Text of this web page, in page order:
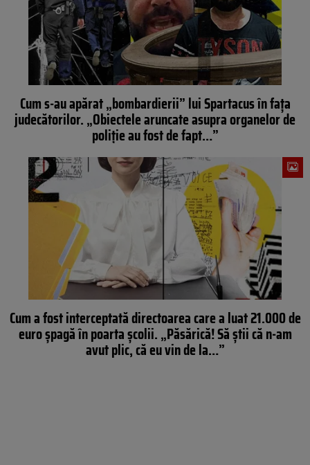
Cum s-au apărat „bombardierii” lui Spartacus în fața
judecătorilor. „Obiectele aruncate asupra organelor de
poliţie au fost de fapt…”
Cum a fost interceptată directoarea care a luat 21.000 de
euro șpagă în poarta școlii. „Păsărică! Să ştii că n-am
avut plic, că eu vin de la…”